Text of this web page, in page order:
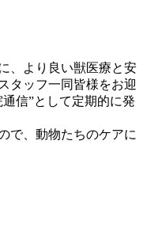
、より良い獣医療と安
タッフ一同皆様をお迎
信”として定期的に発
で、動物たちのケアに